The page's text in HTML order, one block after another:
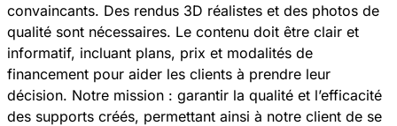
convaincants. Des rendus 3D réalistes et des photos de
qualité sont nécessaires. Le contenu doit être clair et
informatif, incluant plans, prix et modalités de
financement pour aider les clients à prendre leur
décision. Notre mission : garantir la qualité et l’efficacité
des supports créés, permettant ainsi à notre client de se